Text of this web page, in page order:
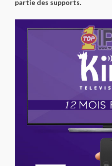
partie des supports.